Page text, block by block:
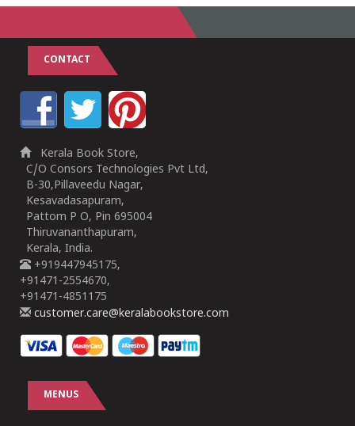
CONTACT
Kerala Book Store,
C/O Consors Technologies Pvt Ltd,
B-30,Pillaveedu Nagar,
Kesavadasapuram,
Pattom P O, Pin 695004
Thiruvananthapuram,
Kerala, India.
+919447945175,
+91471-2554670,
+91471-4851175
customer.care@keralabookstore.com
MENUS